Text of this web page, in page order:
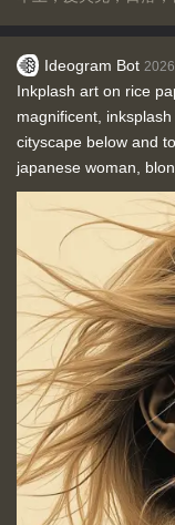
Ideogram Bot
Inkplash art on rice
magnificent,
cityscape below and
japanese woman,